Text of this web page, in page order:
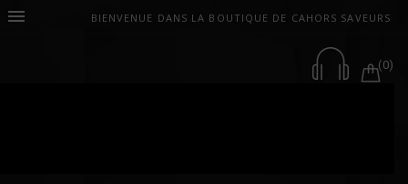
 BIENVENUE DANS LA BOUTIQUE DE CAHORS SAVEURS
(0)